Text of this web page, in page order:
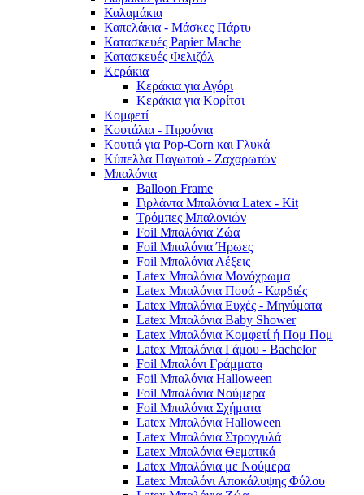
Καλαμάκια
Καπελάκια - Μάσκες Πάρτυ
Κατασκευές Papier Mache
Κατασκευές Φελιζόλ
Κεράκια
Κεράκια για Αγόρι
Κεράκια για Κορίτσι
Κομφετί
Κουτάλια - Πιρούνια
Κουτιά για Pop-Corn και Γλυκά
Κύπελλα Παγωτού - Ζαχαρωτών
Μπαλόνια
Balloon Frame
Γιρλάντα Μπαλόνια Latex - Kit
Τρόμπες Μπαλονιών
Foil Μπαλόνια Ζώα
Foil Μπαλόνια Ήρωες
Foil Μπαλόνια Λέξεις
Latex Μπαλόνια Μονόχρωμα
Latex Μπαλόνια Πουά - Καρδιές
Latex Μπαλόνια Ευχές - Μηνύματα
Latex Μπαλόνια Baby Shower
Latex Μπαλόνια Κομφετί ή Πομ Πομ
Latex Μπαλόνια Γάμου - Bachelor
Foil Μπαλόνι Γράμματα
Foil Μπαλόνια Halloween
Foil Μπαλόνια Νούμερα
Foil Μπαλόνια Σχήματα
Latex Μπαλόνια Halloween
Latex Μπαλόνια Στρογγυλά
Latex Μπαλόνια Θεματικά
Latex Μπαλόνια με Νούμερα
Latex Μπαλόνι Αποκάλυψης Φύλου